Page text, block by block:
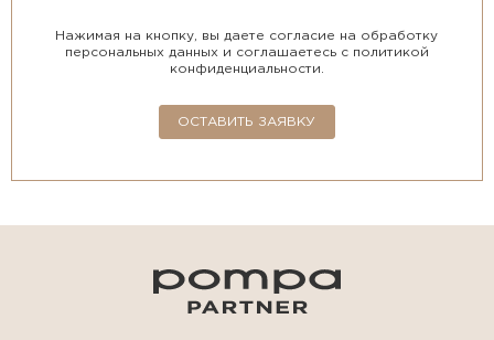
Нажимая на кнопку, вы даете согласие на обработку
персональных данных и соглашаетесь с политикой
конфиденциальности.
ОСТАВИТЬ ЗАЯВКУ